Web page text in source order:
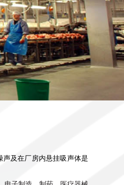
及在厂房内悬挂吸声体是